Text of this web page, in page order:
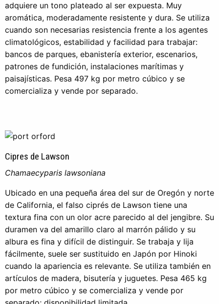
adquiere un tono plateado al ser expuesta. Muy
aromática, moderadamente resistente y dura. Se utiliza
cuando son necesarias resistencia frente a los agentes
climatológicos, estabilidad y facilidad para trabajar:
bancos de parques, ebanistería exterior, escenarios,
patrones de fundición, instalaciones marítimas y
paisajísticas. Pesa 497 kg por metro cúbico y se
comercializa y vende por separado.
Cipres de Lawson
Chamaecyparis lawsoniana
Ubicado en una pequeña área del sur de Oregón y norte
de California, el falso ciprés de Lawson tiene una
textura fina con un olor acre parecido al del jengibre. Su
duramen va del amarillo claro al marrón pálido y su
albura es fina y difícil de distinguir. Se trabaja y lija
fácilmente, suele ser sustituido en Japón por Hinoki
cuando la apariencia es relevante. Se utiliza también en
artículos de madera, bisutería y juguetes. Pesa 465 kg
por metro cúbico y se comercializa y vende por